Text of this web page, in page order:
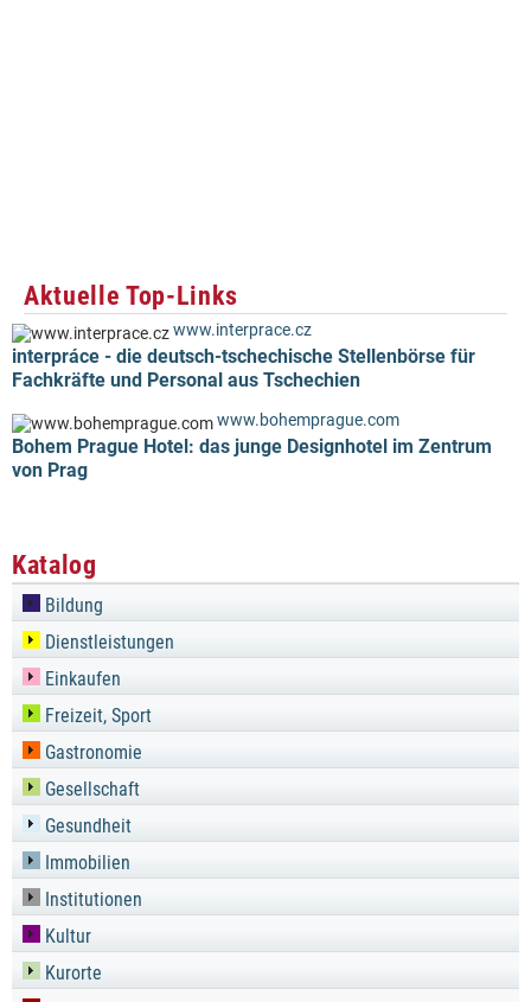
Aktuelle Top-Links
www.interprace.cz
interpráce - die deutsch-tschechische Stellenbörse für
Fachkräfte und Personal aus Tschechien
www.bohemprague.com
Bohem Prague Hotel: das junge Designhotel im Zentrum
von Prag
Katalog
Bildung
Dienstleistungen
Einkaufen
Freizeit, Sport
Gastronomie
Gesellschaft
Gesundheit
Immobilien
Institutionen
Kultur
Kurorte